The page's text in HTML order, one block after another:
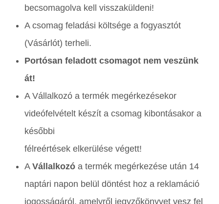
becsomagolva kell visszaküldeni!
A csomag feladási költsége a fogyasztót
(Vásárlót) terheli.
Portósan feladott csomagot nem veszünk
át!
A Vállalkozó a termék megérkezésekor
videófelvételt készít a csomag kibontásakor a
későbbi
félreértések elkerülése végett!
A Vállalkozó a termék megérkezése után 14
naptári napon belül döntést hoz a reklamáció
jogosságáról, amelyről jegyzőkönyvet vesz fel